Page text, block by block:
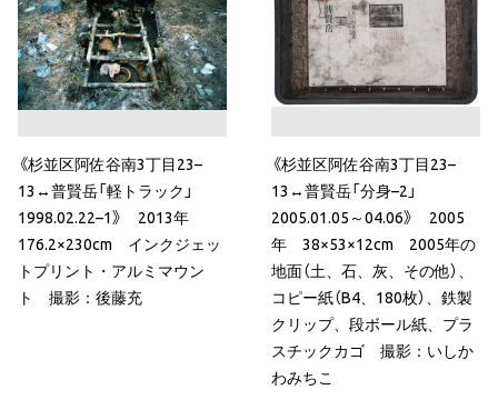
《杉並区阿佐谷南3丁目23–
13↔普賢岳「軽トラック」
1998.02.22–1》 2013年
176.2×230cm インクジェッ
トプリント・アルミマウン
ト 撮影：後藤充
《杉並区阿佐谷南3丁目23–
13↔普賢岳「分身–2」
2005.01.05～04.06》 2005
年 38×53×12cm 2005年の
地面（土、石、灰、その他）、
コピー紙（B4、180枚）、鉄製
クリップ、段ボール紙、プラ
スチックカゴ 撮影：いしか
わみちこ